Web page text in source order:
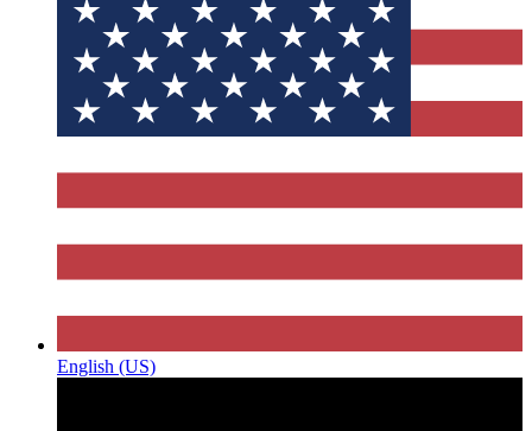
English (US)